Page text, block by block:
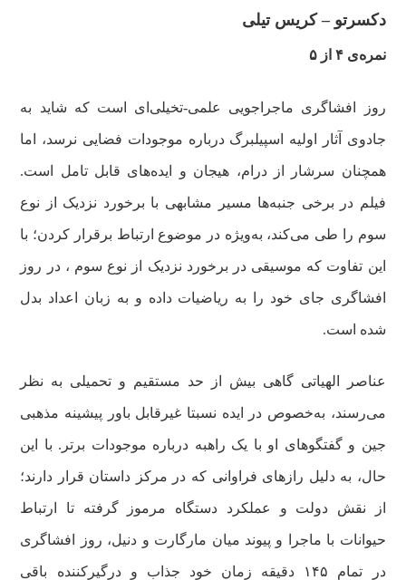
دکسر‌تو – کریس تیلی
نمره‌ی ۴ از ۵
روز افشاگری ماجراجویی علمی-تخیلی‌ای است که شاید به
جادوی آثار اولیه اسپیلبرگ درباره موجودات فضایی نرسد، اما
همچنان سرشار از درام، هیجان و ایده‌های قابل تامل است.
فیلم در برخی جنبه‌ها مسیر مشابهی با برخورد نزدیک از نوع
سوم را طی می‌کند، به‌ویژه در موضوع ارتباط برقرار کردن؛ با
این تفاوت که موسیقی در برخورد نزدیک از نوع سوم ، در روز
افشاگری جای خود را به ریاضیات داده و به زبان اعداد بدل
شده است.
عناصر الهیاتی گاهی بیش از حد مستقیم و تحمیلی به نظر
می‌رسند، به‌خصوص در ایده نسبتا غیرقابل باور پیشینه مذهبی
جین و گفتگوهای او با یک راهبه درباره موجودات برتر. با این
حال، به دلیل رازهای فراوانی که در مرکز داستان قرار دارند؛
از نقش دولت و عملکرد دستگاه مرموز گرفته تا ارتباط
حیوانات با ماجرا و پیوند میان مارگارت و دنیل، روز افشاگری
در تمام ۱۴۵ دقیقه زمان خود جذاب و درگیرکننده باقی